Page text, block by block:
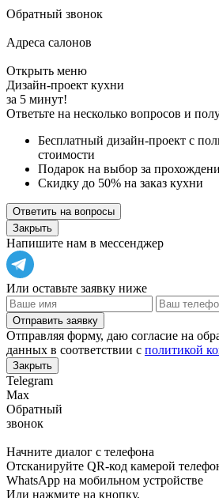
Обратный звонок
Адреса салонов
Открыть меню
Дизайн-проект кухни
за 5 минут!
Ответьте на несколько вопросов и
Бесплатный дизайн-проект с
стоимости
Подарок на выбор за
Скидку до 50% на заказ кухни
Ответить на вопросы
Закрыть
Напишите нам в мессенджер
Или оставьте заявку ниже
Отправить заявку
Отправляя форму, даю согласие на
данных в соответствии с политикой
Закрыть
Telegram
Max
Обратный
звонок
Начните диалог с телефона
Отсканируйте QR-код камерой
WhatsApp на мобильном устройстве
Или нажмите на кнопку,